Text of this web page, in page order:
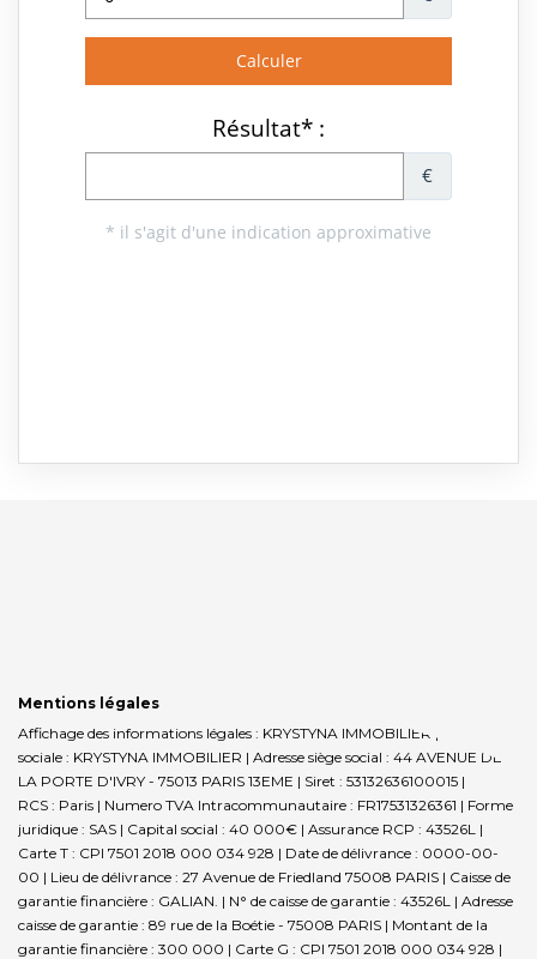
Mentions légales
Affichage des informations légales : KRYSTYNA IMMOBILIER | Raison
sociale : KRYSTYNA IMMOBILIER | Adresse siège social : 44 AVENUE DE
LA PORTE D'IVRY - 75013 PARIS 13EME | Siret : 53132636100015 |
RCS : Paris | Numero TVA Intracommunautaire : FR17531326361 | Forme
juridique : SAS | Capital social : 40 000€ | Assurance RCP : 43526L |
Carte T : CPI 7501 2018 000 034 928 | Date de délivrance : 0000-00-
00 | Lieu de délivrance : 27 Avenue de Friedland 75008 PARIS | Caisse de
garantie financière : GALIAN. | N° de caisse de garantie : 43526L | Adresse
caisse de garantie : 89 rue de la Boétie - 75008 PARIS | Montant de la
garantie financière : 300 000 | Carte G : CPI 7501 2018 000 034 928 |